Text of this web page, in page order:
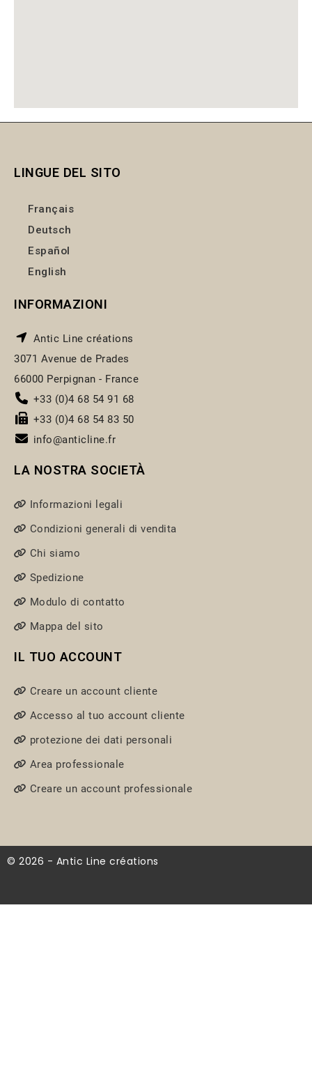
LINGUE DEL SITO
Français
Deutsch
Español
English
INFORMAZIONI
Antic Line créations
3071 Avenue de Prades
66000 Perpignan - France
+33 (0)4 68 54 91 68
+33 (0)4 68 54 83 50
info@anticline.fr
LA NOSTRA SOCIETÀ
Informazioni legali
Condizioni generali di vendita
Chi siamo
Spedizione
Modulo di contatto
Mappa del sito
IL TUO ACCOUNT
Creare un account cliente
Accesso al tuo account cliente
protezione dei dati personali
Area professionale
Creare un account professionale
© 2026 - Antic Line créations